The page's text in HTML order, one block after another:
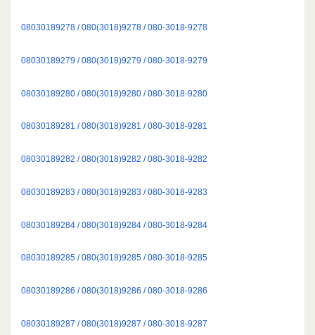
08030189278 / 080(3018)9278 / 080-3018-9278
08030189279 / 080(3018)9279 / 080-3018-9279
08030189280 / 080(3018)9280 / 080-3018-9280
08030189281 / 080(3018)9281 / 080-3018-9281
08030189282 / 080(3018)9282 / 080-3018-9282
08030189283 / 080(3018)9283 / 080-3018-9283
08030189284 / 080(3018)9284 / 080-3018-9284
08030189285 / 080(3018)9285 / 080-3018-9285
08030189286 / 080(3018)9286 / 080-3018-9286
08030189287 / 080(3018)9287 / 080-3018-9287